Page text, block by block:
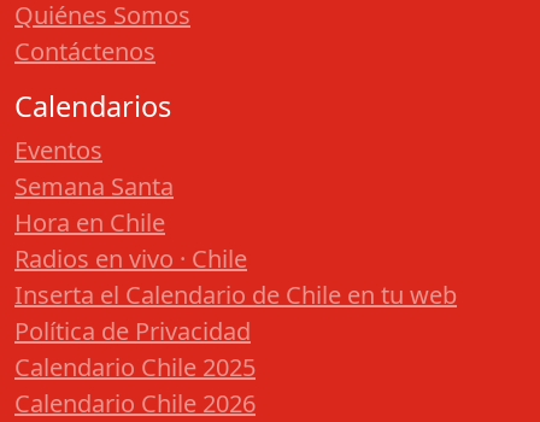
Quiénes Somos
Contáctenos
Calendarios
Eventos
Semana Santa
Hora en Chile
Radios en vivo · Chile
Inserta el Calendario de Chile en tu web
Política de Privacidad
Calendario Chile 2025
Calendario Chile 2026